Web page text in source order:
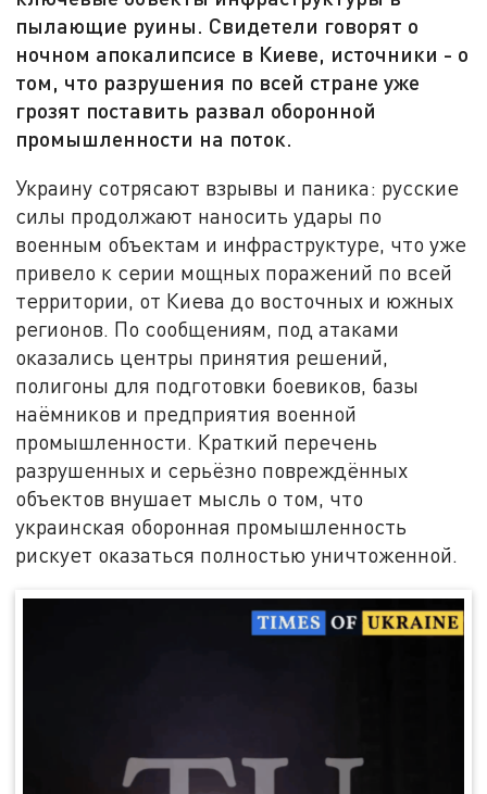
пылающие руины. Свидетели говорят о
ночном апокалипсисе в Киеве, источники - о
том, что разрушения по всей стране уже
грозят поставить развал оборонной
промышленности на поток.
Украину сотрясают взрывы и паника: русские
силы продолжают наносить удары по
военным объектам и инфраструктуре, что уже
привело к серии мощных поражений по всей
территории, от Киева до восточных и южных
регионов. По сообщениям, под атаками
оказались центры принятия решений,
полигоны для подготовки боевиков, базы
наёмников и предприятия военной
промышленности. Краткий перечень
разрушенных и серьёзно повреждённых
объектов внушает мысль о том, что
украинская оборонная промышленность
рискует оказаться полностью уничтоженной.